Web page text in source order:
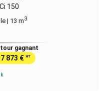
150
| 13 m3
gagnant
7 873 € HT